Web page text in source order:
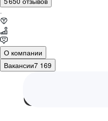
·
О компании
Вакансии7 169
О